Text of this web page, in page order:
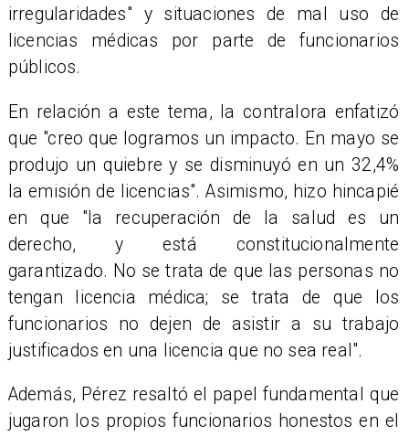
irregularidades" y situaciones de mal uso de
licencias médicas por parte de funcionarios
públicos.
En relación a este tema, la contralora enfatizó
que "creo que logramos un impacto. En mayo se
produjo un quiebre y se disminuyó en un 32,4%
la emisión de licencias". Asimismo, hizo hincapié
en que "la recuperación de la salud es un
derecho, y está constitucionalmente
garantizado. No se trata de que las personas no
tengan licencia médica; se trata de que los
funcionarios no dejen de asistir a su trabajo
justificados en una licencia que no sea real".
Además, Pérez resaltó el papel fundamental que
jugaron los propios funcionarios honestos en el